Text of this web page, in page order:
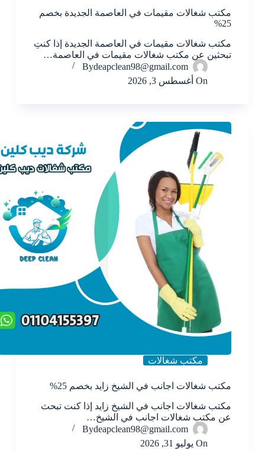
مكتب شغالات مقيمات في العاصمة الجديدة بخصم
25%
مكتب شغالات مقيمات في العاصمة الجديدة إذا كنتِ
تبحثين عن مكتب شغالات مقيمات في العاصمة…
Bydeapclean98@gmail.com
On أغسطس 3, 2026
مكتب شغالات
مكتب شغالات اجانب في الشيخ زايد بخصم 25%
مكتب شغالات اجانب في الشيخ زايد إذا كنت تبحث
عن مكتب شغالات اجانب في الشيخ…
Bydeapclean98@gmail.com
On يوليو 31, 2026